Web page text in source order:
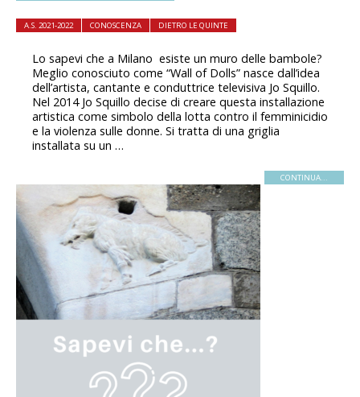
A.S. 2021-2022 CONOSCENZA DIETRO LE QUINTE
Lo sapevi che a Milano esiste un muro delle bambole?
Meglio conosciuto come “Wall of Dolls” nasce dall’idea
dell’artista, cantante e conduttrice televisiva Jo Squillo.
Nel 2014 Jo Squillo decise di creare questa installazione
artistica come simbolo della lotta contro il femminicidio
e la violenza sulle donne. Si tratta di una griglia
installata su un …
CONTINUA...